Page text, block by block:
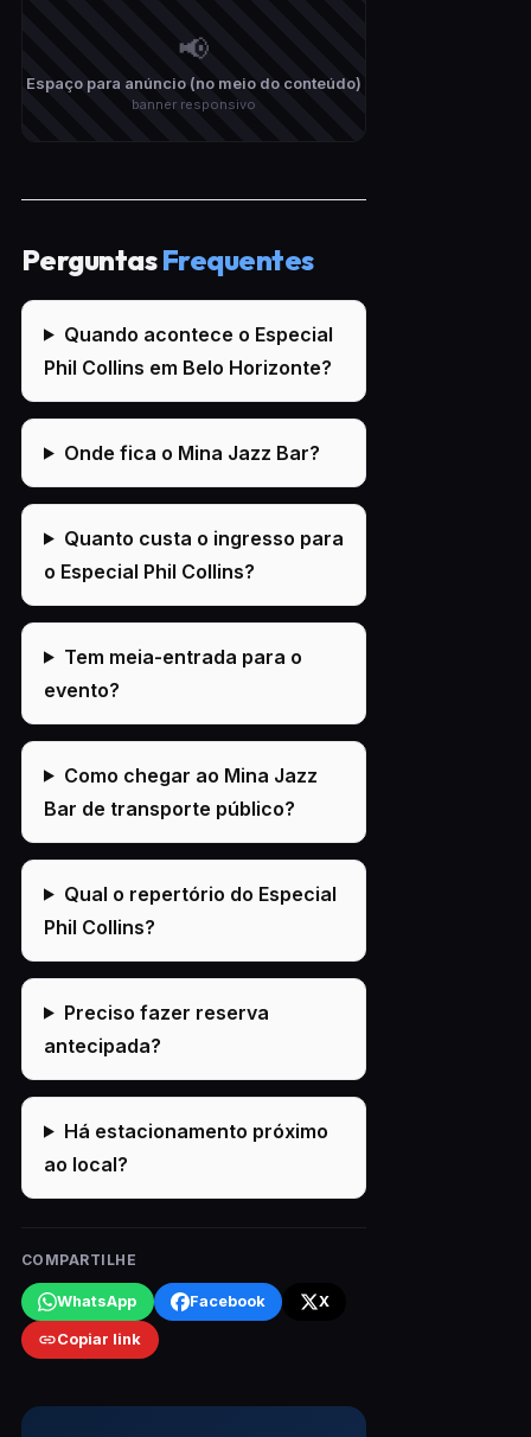
📢
Espaço para anúncio (no meio do conteúdo)
banner responsivo
PerguntasFrequentes
Quando acontece o Especial
Phil Collins em Belo Horizonte?
Onde fica o Mina Jazz Bar?
Quanto custa o ingresso para
o Especial Phil Collins?
Tem meia-entrada para o
evento?
Como chegar ao Mina Jazz
Bar de transporte público?
Qual o repertório do Especial
Phil Collins?
Preciso fazer reserva
antecipada?
Há estacionamento próximo
ao local?
COMPARTILHE
WhatsApp Facebook X
Copiar link